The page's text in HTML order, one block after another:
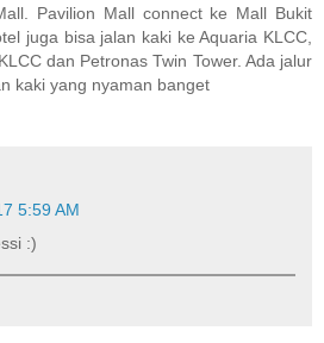
Pavilion Mall connect ke Mall Bukit
juga bisa jalan kaki ke Aquaria KLCC,
dan Petronas Twin Tower. Ada jalur
kaki yang nyaman banget
5:59 AM
:)